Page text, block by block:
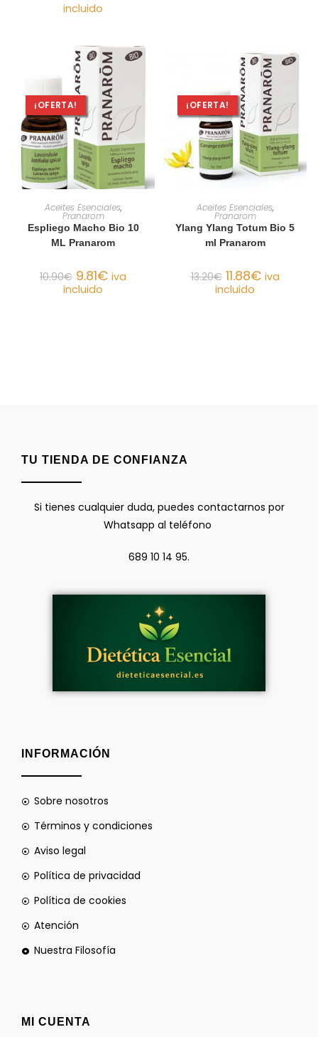
incluido
¡OFERTA!
AÑADIR AL CARRITO
Aceites Esenciales,
Pranarom
Espliego Macho Bio 10
ML Pranarom
10.90€ 9.81€ iva
incluido
¡OFERTA!
AÑADIR AL CARRITO
Aceites Esenciales,
Pranarom
Ylang Ylang Totum Bio 5
ml Pranarom
13.20€ 11.88€ iva
incluido
TU TIENDA DE CONFIANZA
Si tienes cualquier duda, puedes contactarnos por
Whatsapp al teléfono
689 10 14 95.
INFORMACIÓN
Sobre nosotros
Términos y condiciones
Aviso legal
Política de privacidad
Política de cookies
Atención
Nuestra Filosofía
MI CUENTA